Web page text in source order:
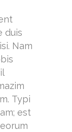
duis
Nam
Typi
est